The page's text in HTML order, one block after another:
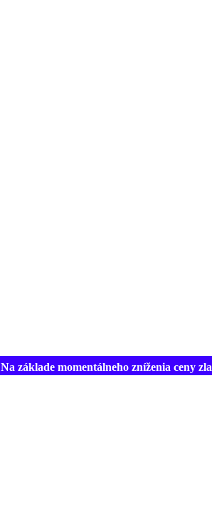
Na základe momentálneho zníženia ceny